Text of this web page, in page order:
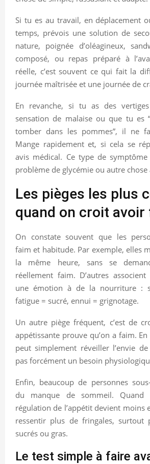
Si tu es au travail, en déplacement
temps, prévois une solution de
nature, poignée d’oléagineux,
composé, ou repas préparé à
réelle, c’est souvent ce qui fait la
journée maîtrisée et une journée de
En revanche, si tu as des
sensation de malaise ou que tu es
tomber dans les pommes”, il ne
Mange rapidement et, si cela se
avis médical. Ce type de
problème de glycémie ou autre chose
Les pièges les plus
quand on croit avoir
On constate souvent que les
faim et habitude. Par exemple, elles
la même heure, sans se
réellement faim. D’autres
une émotion à de la nourriture :
fatigue = sucré, ennui = grignotage.
Un autre piège fréquent, c’est de
appétissante prouve qu’on a faim.
peut simplement réveiller l’envie de
pas forcément un besoin
Enfin, beaucoup de personnes
du manque de sommeil.
régulation de l’appétit devient moins
ressentir plus de fringales, surtout
sucrés ou gras.
Le test simple à faire